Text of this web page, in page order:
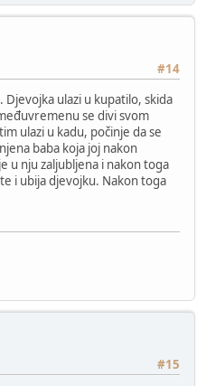
#14
ulazi u kupatilo, skida
se divi svom
ulazi u kadu, počinje da se
baba koja joj nakon
u nju zaljubljena i nakon toga
i ubija djevojku. Nakon toga
#15